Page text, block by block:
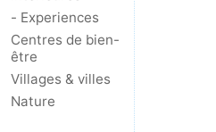
- Experiences
Centres de bien-
être
Villages & villes
Nature